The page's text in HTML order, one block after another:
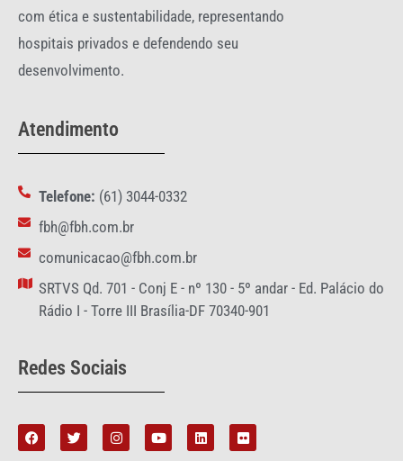
com ética e sustentabilidade, representando
hospitais privados e defendendo seu
desenvolvimento.
Atendimento
Telefone: (61) 3044-0332
fbh@fbh.com.br
comunicacao@fbh.com.br
SRTVS Qd. 701 - Conj E - nº 130 - 5º andar - Ed. Palácio do
Rádio I - Torre III Brasília-DF 70340-901
Redes Sociais